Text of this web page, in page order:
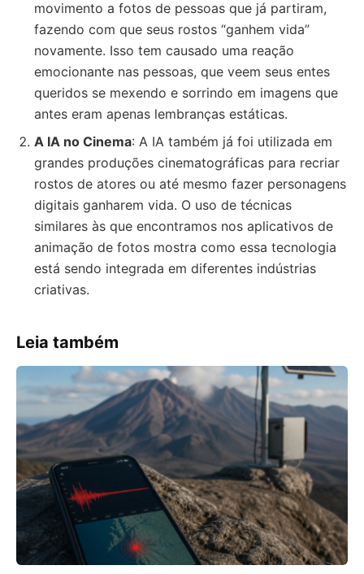
movimento a fotos de pessoas que já partiram,
fazendo com que seus rostos “ganhem vida”
novamente. Isso tem causado uma reação
emocionante nas pessoas, que veem seus entes
queridos se mexendo e sorrindo em imagens que
antes eram apenas lembranças estáticas.
A IA no Cinema: A IA também já foi utilizada em
grandes produções cinematográficas para recriar
rostos de atores ou até mesmo fazer personagens
digitais ganharem vida. O uso de técnicas
similares às que encontramos nos aplicativos de
animação de fotos mostra como essa tecnologia
está sendo integrada em diferentes indústrias
criativas.
Leia também